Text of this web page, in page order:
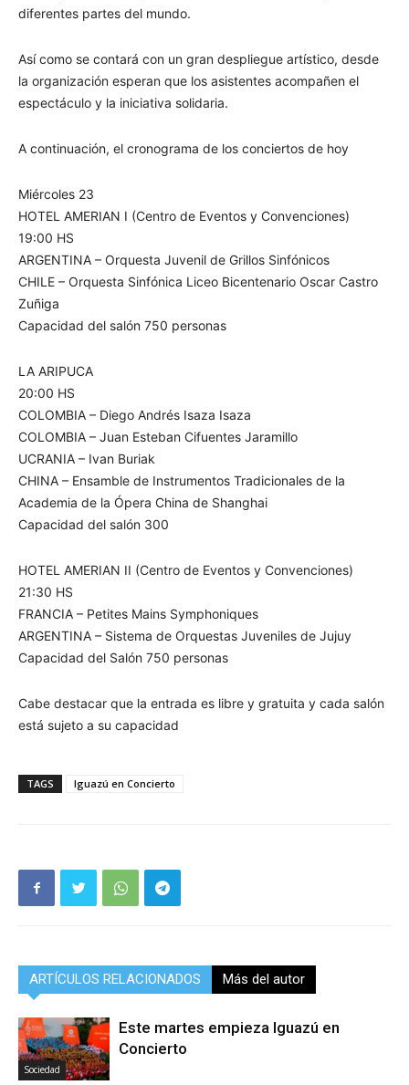
diferentes partes del mundo.
Así como se contará con un gran despliegue artístico, desde
la organización esperan que los asistentes acompañen el
espectáculo y la iniciativa solidaria.
A continuación, el cronograma de los conciertos de hoy
Miércoles 23
HOTEL AMERIAN I (Centro de Eventos y Convenciones)
19:00 HS
ARGENTINA – Orquesta Juvenil de Grillos Sinfónicos
CHILE – Orquesta Sinfónica Liceo Bicentenario Oscar Castro
Zuñiga
Capacidad del salón 750 personas
LA ARIPUCA
20:00 HS
COLOMBIA – Diego Andrés Isaza Isaza
COLOMBIA – Juan Esteban Cifuentes Jaramillo
UCRANIA – Ivan Buriak
CHINA – Ensamble de Instrumentos Tradicionales de la
Academia de la Ópera China de Shanghai
Capacidad del salón 300
HOTEL AMERIAN II (Centro de Eventos y Convenciones)
21:30 HS
FRANCIA – Petites Mains Symphoniques
ARGENTINA – Sistema de Orquestas Juveniles de Jujuy
Capacidad del Salón 750 personas
Cabe destacar que la entrada es libre y gratuita y cada salón
está sujeto a su capacidad
TAGS Iguazú en Concierto
ARTÍCULOS RELACIONADOS Más del autor
Sociedad
Este martes empieza Iguazú en
Concierto